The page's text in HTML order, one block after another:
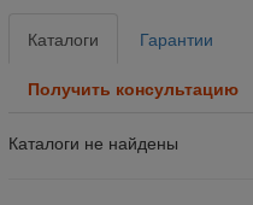
Каталоги Гарантии
Получить консультацию
Каталоги не найдены